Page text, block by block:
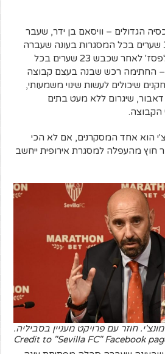
הגדולים – וויסאם בן ידר, שעבר
למונאקו לאחר שכבש 30 שערים בכל המסגרות בעונה שעברה
ופאבלו סראביה, שעבר לפסז' לאחר שכבש 23 שערים בכל
החתימה רכש שבנה בעצם קבוצה
שיכולים לעשות שינוי משמעותי,
דאבור, שיגרום ללא מעט בתים
הקבוצה.
הוא אחד המסקרנים, אם לא הכי
חוץ מהעפלה למסגרת אירופית ייחשב
מונצ'י. חוזר עם פרויקט מעניין בסביליה.
Credit to "Sevilla FC" Facebook